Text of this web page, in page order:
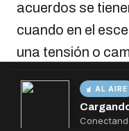
AL AIRE